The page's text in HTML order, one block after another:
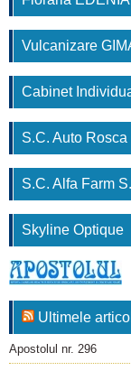
Vulcanizare
Cabinet
S.C. Auto
S.C. Alfa Farm
Skyline Optique
Ultimele
Apostolul nr. 296